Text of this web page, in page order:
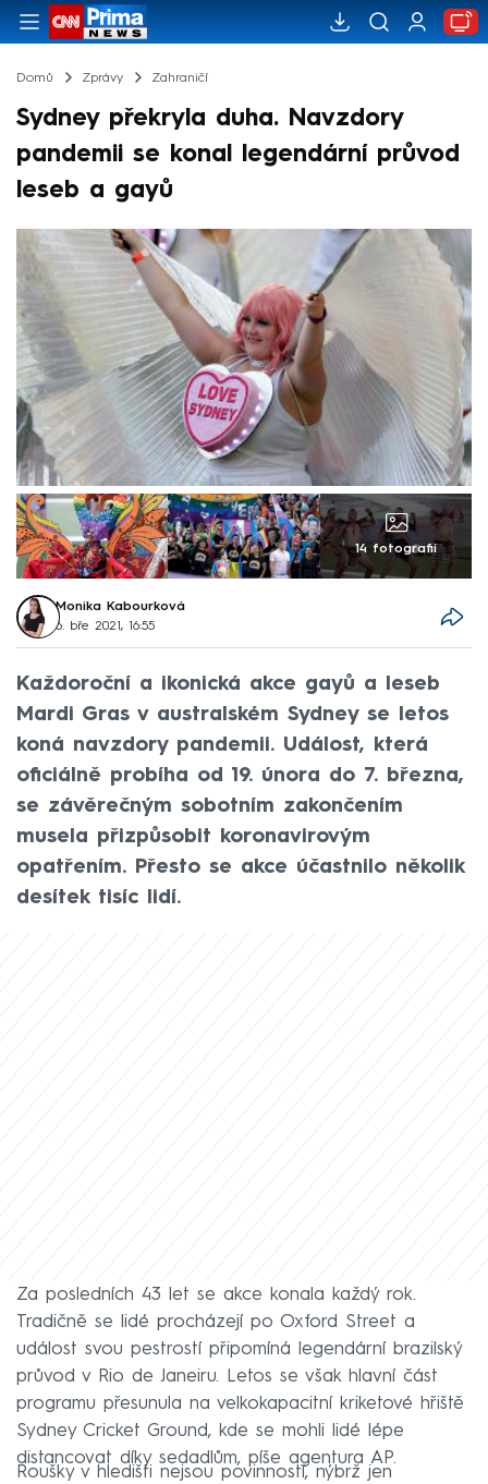
Domů Zprávy Zahraničí
Sydney překryla duha. Navzdory
pandemii se konal legendární průvod
leseb a gayů
14 fotografií
Monika Kabourková
6. bře 2021, 16:55
Každoroční a ikonická akce gayů a leseb
Mardi Gras v australském Sydney se letos
koná navzdory pandemii. Událost, která
oficiálně probíha od 19. února do 7. března,
se závěrečným sobotním zakončením
musela přizpůsobit koronavirovým
opatřením. Přesto se akce účastnilo několik
desítek tisíc lidí.
Za posledních 43 let se akce konala každý rok.
Tradičně se lidé procházejí po Oxford Street a
událost svou pestrostí připomíná legendární brazilský
průvod v Rio de Janeiru. Letos se však hlavní část
programu přesunula na velkokapacitní kriketové hřiště
Sydney Cricket Ground, kde se mohli lidé lépe
distancovat díky sedadlům, píše agentura AP.
Roušky v hledišti nejsou povinností, nýbrž jen